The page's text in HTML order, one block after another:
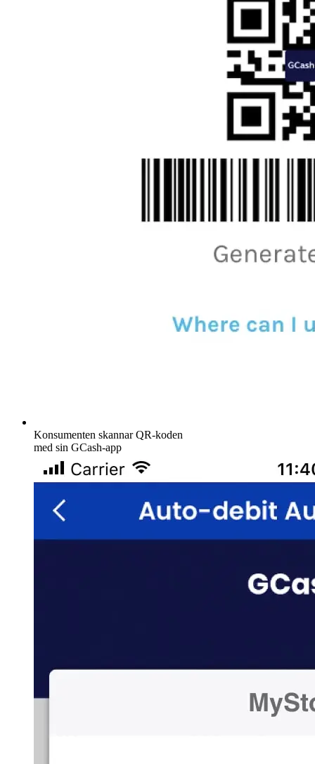
Konsumenten skannar QR-koden
med sin GCash-app